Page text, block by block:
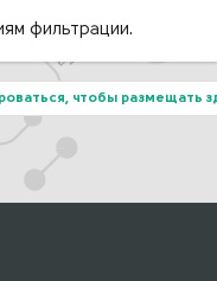
фильтрации.
чтобы размещать